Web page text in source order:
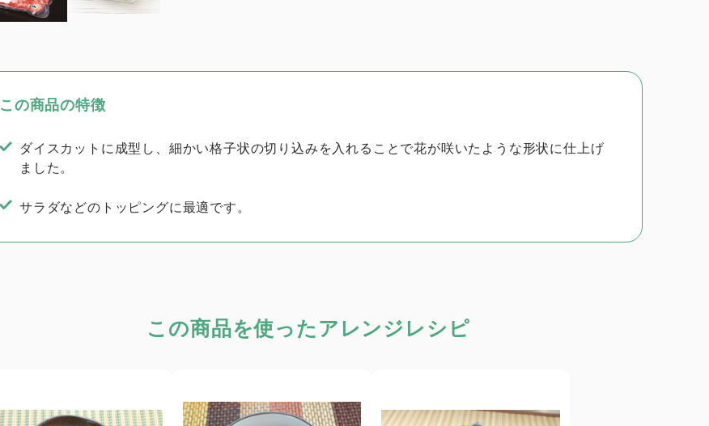
この商品の特徴
ダイスカットに成型し、細かい格子状の切り込みを入れることで花が咲いたような形状に仕上げ
ました。
サラダなどのトッピングに最適です。
この商品を使った アレンジレシピ